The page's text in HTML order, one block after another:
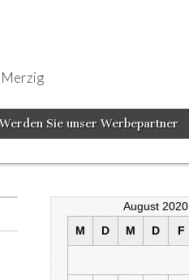
Merzig
Werden Sie unser Werbepartner
August 2020
M
D M D F